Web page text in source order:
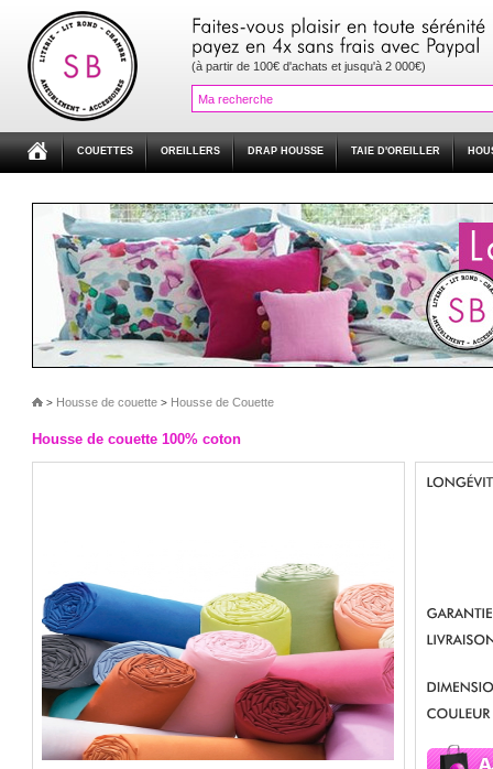
(à partir de 100€ d'achats et jusqu'à 2 000€)
COUETTES OREILLERS DRAP HOUSSE TAIE D'OREILLER
> Housse de couette > Housse de Couette
Housse de couette 100% coton